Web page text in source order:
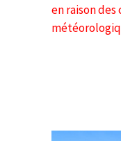
en raison